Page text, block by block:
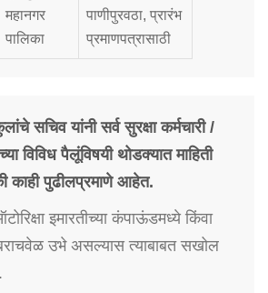
महानगर
पालिका
पाणीपुरवठा, प्रारंभ
प्रमाणपत्रासाठी
सचिव यांनी सर्व सुरक्षा कर्मचारी /
विविध पैलूंविषयी थोडक्यात माहिती
काही पुढीलप्रमाणे आहेत.
इमारतीच्या कंपाऊंडमध्ये किंवा
बराचवेळ उभे असल्यास त्याबाबत सखोल